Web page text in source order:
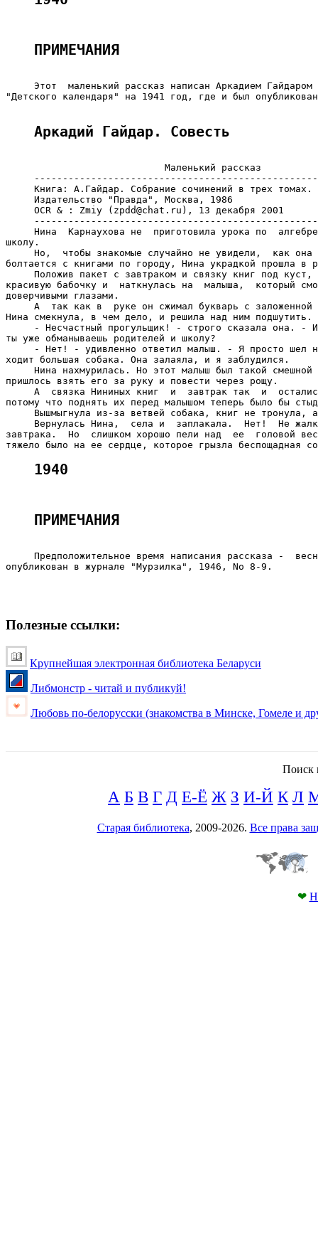
ПРИМЕЧАНИЯ
Этот  маленький рассказ написан Аркадием Гайдаром
"Детского календаря" на 1941 год, где и был
Аркадий Гайдар. Совесть
                            Маленький рассказ
Книга: А.Гайдар. Собрание сочинений в трех томах.
     Издательство "Правда", Москва, 1986
     OCR & : Zmiy (zpdd@chat.ru), 13 декабря 2001
Нина  Карнаухова не  приготовила урока по
школу.
Но,  чтобы знакомые случайно не увидели,  как она
болтается с книгами по городу, Нина украдкой прошла в
Положив пакет с завтраком и связку книг под куст,
красивую бабочку и  наткнулась на  малыша,  который
доверчивыми глазами.
А  так как в  руке он сжимал букварь с заложенной
Нина смекнула, в чем дело, и решила над ним подшутить.
- Несчастный прогульщик! - строго сказала она. -
ты уже обманываешь родителей и школу?
- Нет! - удивленно ответил малыш. - Я просто шел
ходит большая собака. Она залаяла, и я заблудился.
Нина нахмурилась. Но этот малыш был такой смешной
пришлось взять его за руку и повести через рощу.
А  связка Нининых книг  и  завтрак так  и
потому что поднять их перед малышом теперь было бы
Вышмыгнула из-за ветвей собака, книг не тронула,
Вернулась Нина,  села и  заплакала.  Нет!  Не
завтрака.  Но  слишком хорошо пели над  ее  головой
1940
ПРИМЕЧАНИЯ
Предположительное время написания рассказа -
опубликован в журнале "Мурзилка", 1946, No 8-9.
Полезные ссылки:
Крупнейшая электронная библиотека Беларуси
Либмонстр - читай и публикуй!
Любовь по-белорусски (знакомства в Минске, Гомеле и
Поиск
А Б В Г Д Е-Ё Ж З И-Й К Л
Старая библиотека, 2009-2026. Все права
❤